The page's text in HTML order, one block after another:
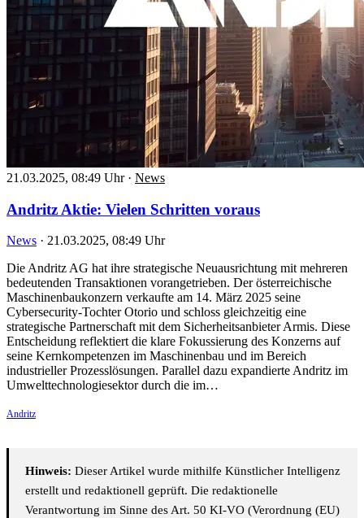
21.03.2025, 08:49 Uhr · News
Andritz Aktie: Vielen Schritten voraus
News · 21.03.2025, 08:49 Uhr
Die Andritz AG hat ihre strategische Neuausrichtung mit mehreren
bedeutenden Transaktionen vorangetrieben. Der österreichische
Maschinenbaukonzern verkaufte am 14. März 2025 seine
Cybersecurity-Tochter Otorio und schloss gleichzeitig eine
strategische Partnerschaft mit dem Sicherheitsanbieter Armis. Diese
Entscheidung reflektiert die klare Fokussierung des Konzerns auf
seine Kernkompetenzen im Maschinenbau und im Bereich
industrieller Prozesslösungen. Parallel dazu expandierte Andritz im
Umwelttechnologiesektor durch die im…
Andritz
Hinweis: Dieser Artikel wurde mithilfe Künstlicher Intelligenz
erstellt und redaktionell geprüft. Die redaktionelle
Verantwortung im Sinne des Art. 50 KI-VO (Verordnung (EU)